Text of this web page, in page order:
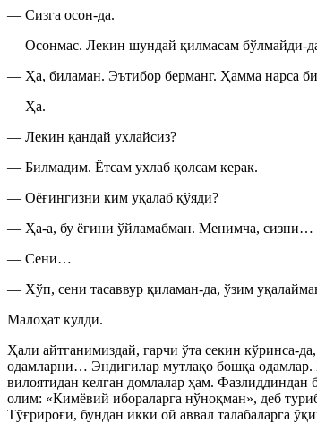
— Сизга осон-да.
— Осонмас. Лекин шундай қилмасам бўлмайди-
— Ҳа, биламан. Эътибор берманг. Ҳамма нарса
— Ҳа.
— Лекин қандай ухлайсиз?
— Билмадим. Ётсам ухлаб қолсам керак.
— Оёғингизни ким уқалаб қўяди?
— Ҳа-а, бу ёғини ўйламабман. Менимча, сизни…
— Сени…
— Хўп, сени тасаввур қиламан-да, ўзим
Малоҳат кулди.
Ҳали айтганимиздай, гарчи ўта секин кўринса-
одамларни… Эндигилар мутлақо бошқа
вилоятидан келган домлалар ҳам.
олим: «Кимёвий ибораларга нўноқман», деб
Тўғрироғи, бундан икки ой аввал талабаларга